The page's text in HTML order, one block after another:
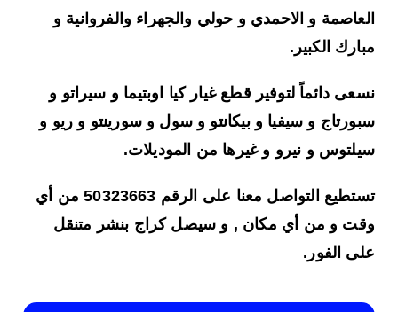
العاصمة و الاحمدي و حولي والجهراء والفروانية و
مبارك الكبير.
نسعى دائماً لتوفير قطع غيار كيا اوبتيما و سيراتو و
سبورتاج و سيفيا و بيكانتو و سول و سورينتو و ريو و
سيلتوس و نيرو و غيرها من الموديلات.
تستطيع التواصل معنا على الرقم 50323663 من أي
وقت و من أي مكان , و سيصل كراج بنشر متنقل
على الفور.